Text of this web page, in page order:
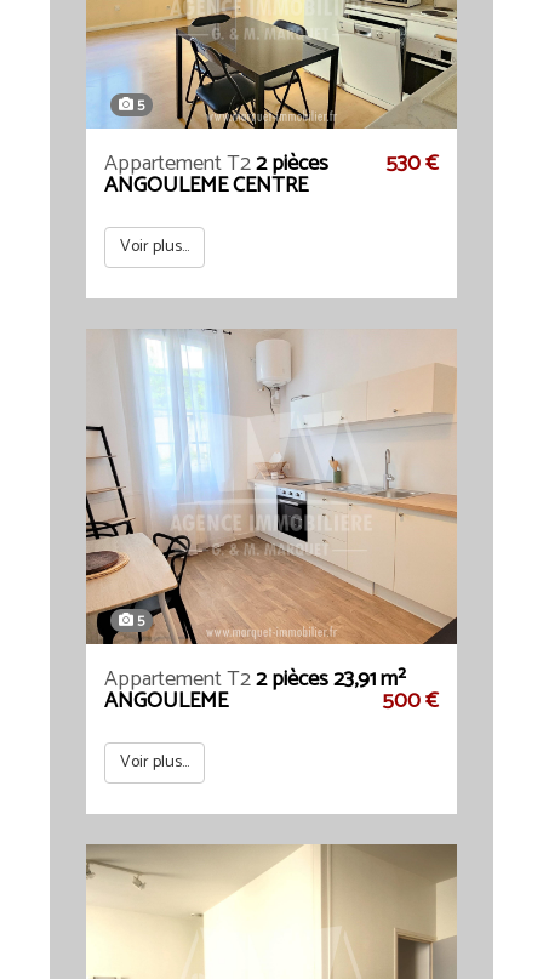
5
Appartement T22 pièces 530 €
ANGOULEME CENTRE
Voir plus...
5
Appartement T22 pièces 23,91 m²
500 €
ANGOULEME
Voir plus...